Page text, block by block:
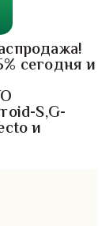
сегодня и
S,G-
и